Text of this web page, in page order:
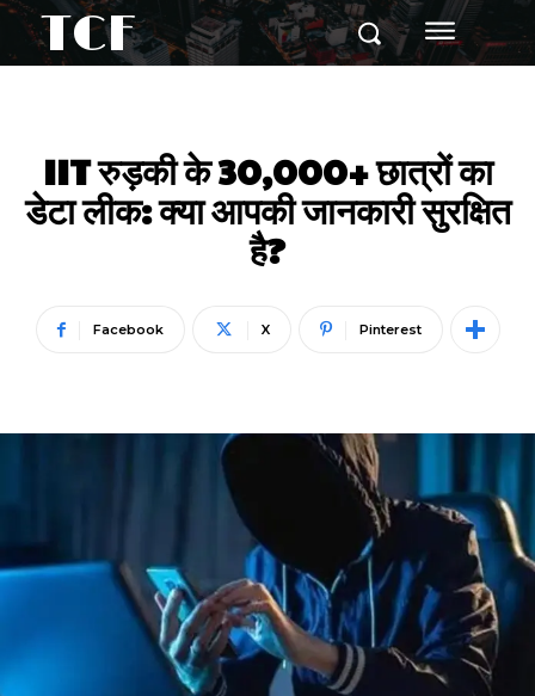
TCF
IIT रुड़की के 30,000+ छात्रों का
डेटा लीक: क्या आपकी जानकारी सुरक्षित
है?
Facebook X Pinterest